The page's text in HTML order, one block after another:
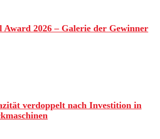
2026 – Galerie der Gewinner
verdoppelt nach Investition in